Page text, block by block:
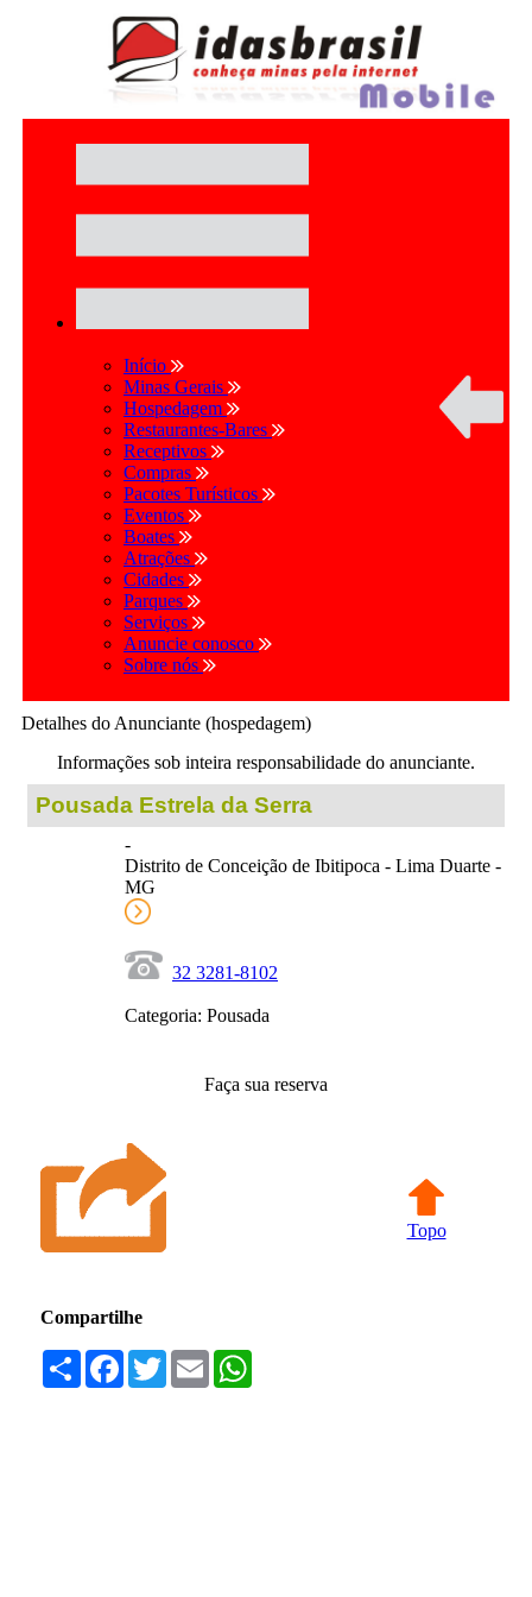
Início
Minas Gerais
Hospedagem
Restaurantes-Bares
Receptivos
Compras
Pacotes Turísticos
Eventos
Boates
Atrações
Cidades
Parques
Serviços
Anuncie conosco
Sobre nós
Detalhes do Anunciante (hospedagem)
Informações sob inteira responsabilidade do anunciante.
Pousada Estrela da Serra
-
Distrito de Conceição de Ibitipoca - Lima Duarte -
MG
32 3281-8102
Categoria: Pousada
Faça sua reserva
Topo
Compartilhe
Compartilhar
Facebook
TwitterEmail